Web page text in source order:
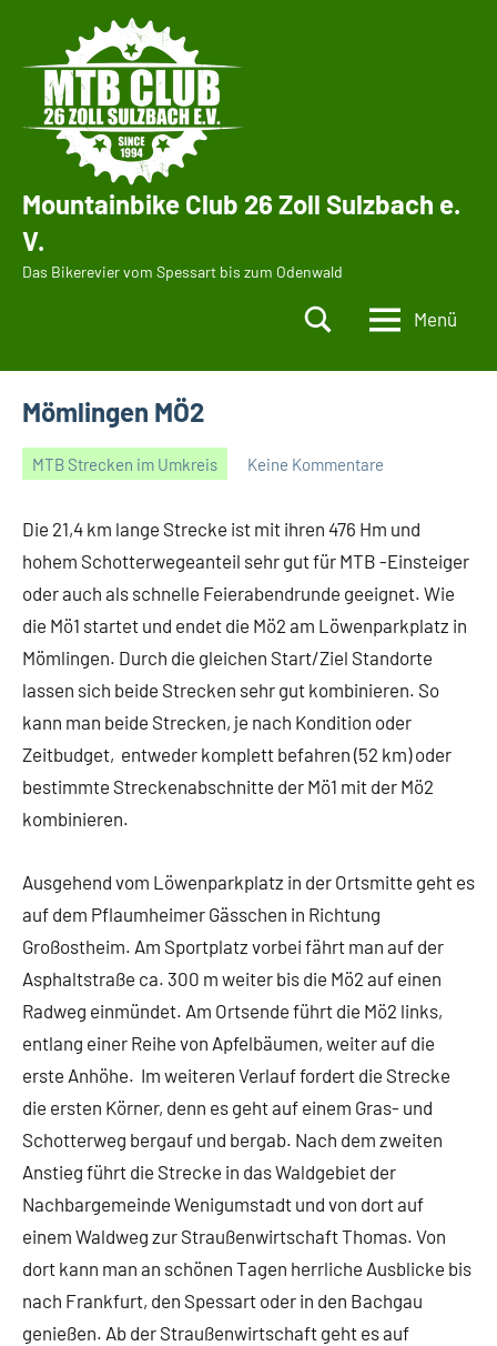
springen
Mountainbike Club 26 Zoll Sulzbach e.
V.
Das Bikerevier vom Spessart bis zum Odenwald
Menü
Mömlingen MÖ2
MTB Strecken im Umkreis
24/07/2015
Gerald
Keine Kommentare
Die 21,4 km lange Strecke ist mit ihren 476 Hm und
hohem Schotterwegeanteil sehr gut für MTB -Einsteiger
oder auch als schnelle Feierabendrunde geeignet. Wie
die Mö1 startet und endet die Mö2 am Löwenparkplatz in
Mömlingen. Durch die gleichen Start/Ziel Standorte
lassen sich beide Strecken sehr gut kombinieren. So
kann man beide Strecken, je nach Kondition oder
Zeitbudget, entweder komplett befahren (52 km) oder
bestimmte Streckenabschnitte der Mö1 mit der Mö2
kombinieren.
Ausgehend vom Löwenparkplatz in der Ortsmitte geht es
auf dem Pflaumheimer Gässchen in Richtung
Großostheim. Am Sportplatz vorbei fährt man auf der
Asphaltstraße ca. 300 m weiter bis die Mö2 auf einen
Radweg einmündet. Am Ortsende führt die Mö2 links,
entlang einer Reihe von Apfelbäumen, weiter auf die
erste Anhöhe. Im weiteren Verlauf fordert die Strecke
die ersten Körner, denn es geht auf einem Gras- und
Schotterweg bergauf und bergab. Nach dem zweiten
Anstieg führt die Strecke in das Waldgebiet der
Nachbargemeinde Wenigumstadt und von dort auf
einem Waldweg zur Straußenwirtschaft Thomas. Von
dort kann man an schönen Tagen herrliche Ausblicke bis
nach Frankfurt, den Spessart oder in den Bachgau
genießen. Ab der Straußenwirtschaft geht es auf